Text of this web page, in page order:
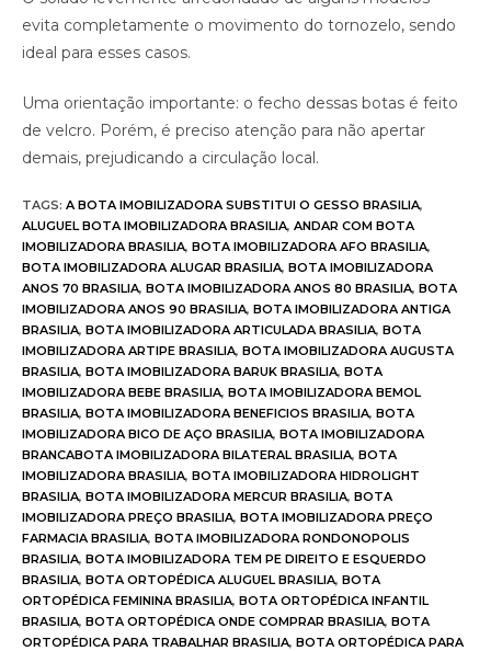
evita completamente o movimento do tornozelo, sendo
ideal para esses casos.
Uma orientação importante: o fecho dessas botas é feito
de velcro. Porém, é preciso atenção para não apertar
demais, prejudicando a circulação local.
TAGS: A BOTA IMOBILIZADORA SUBSTITUI O GESSO BRASILIA,
ALUGUEL BOTA IMOBILIZADORA BRASILIA, ANDAR COM BOTA
IMOBILIZADORA BRASILIA, BOTA IMOBILIZADORA AFO BRASILIA,
BOTA IMOBILIZADORA ALUGAR BRASILIA, BOTA IMOBILIZADORA
ANOS 70 BRASILIA, BOTA IMOBILIZADORA ANOS 80 BRASILIA, BOTA
IMOBILIZADORA ANOS 90 BRASILIA, BOTA IMOBILIZADORA ANTIGA
BRASILIA, BOTA IMOBILIZADORA ARTICULADA BRASILIA, BOTA
IMOBILIZADORA ARTIPE BRASILIA, BOTA IMOBILIZADORA AUGUSTA
BRASILIA, BOTA IMOBILIZADORA BARUK BRASILIA, BOTA
IMOBILIZADORA BEBE BRASILIA, BOTA IMOBILIZADORA BEMOL
BRASILIA, BOTA IMOBILIZADORA BENEFICIOS BRASILIA, BOTA
IMOBILIZADORA BICO DE AÇO BRASILIA, BOTA IMOBILIZADORA
BRANCABOTA IMOBILIZADORA BILATERAL BRASILIA, BOTA
IMOBILIZADORA BRASILIA, BOTA IMOBILIZADORA HIDROLIGHT
BRASILIA, BOTA IMOBILIZADORA MERCUR BRASILIA, BOTA
IMOBILIZADORA PREÇO BRASILIA, BOTA IMOBILIZADORA PREÇO
FARMACIA BRASILIA, BOTA IMOBILIZADORA RONDONOPOLIS
BRASILIA, BOTA IMOBILIZADORA TEM PE DIREITO E ESQUERDO
BRASILIA, BOTA ORTOPÉDICA ALUGUEL BRASILIA, BOTA
ORTOPÉDICA FEMININA BRASILIA, BOTA ORTOPÉDICA INFANTIL
BRASILIA, BOTA ORTOPÉDICA ONDE COMPRAR BRASILIA, BOTA
ORTOPÉDICA PARA TRABALHAR BRASILIA, BOTA ORTOPÉDICA PARA